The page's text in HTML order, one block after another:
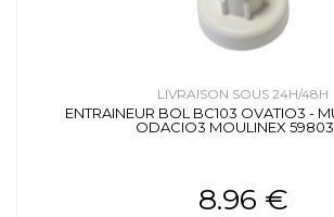
LIVRAISON SOUS 24H/48H
ENTRAINEUR BOL BC103 OVATIO3 -
ODACIO3 MOULINEX
8.96 €